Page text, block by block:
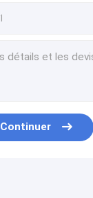
Continuer